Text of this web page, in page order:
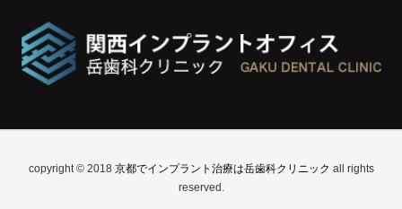
copyright © 2018 京都でインプラント治療は岳歯科クリニック all rights
reserved.